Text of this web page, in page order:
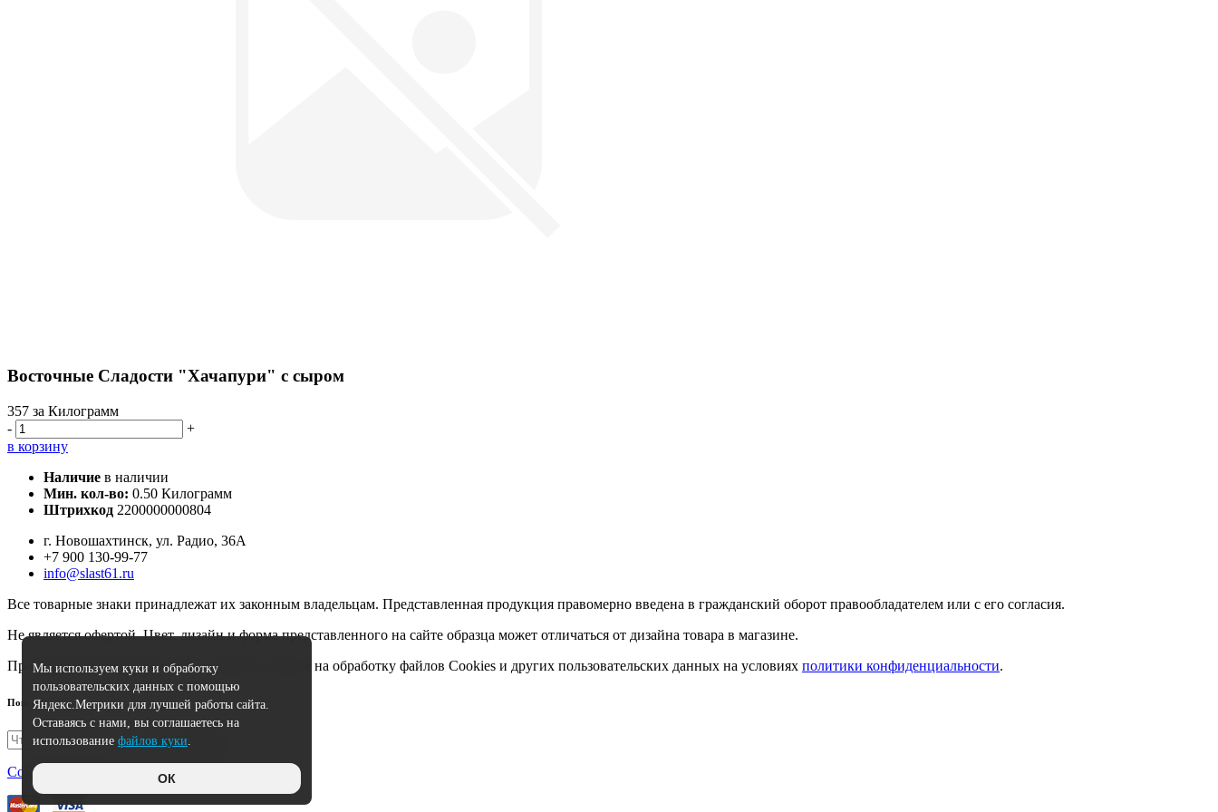
Восточные Сладости "Хачапури" с сыром
357 за Килограмм
-
+
в корзину
Наличие в наличии
Мин. кол-во: 0.50 Килограмм
Штрихкод 2200000000804
г. Новошахтинск, ул. Радио, 36А
+7 900 130-99-77
info@slast61.ru
Все товарные знаки принадлежат их законным владельцам. Представленная продукция правомерно введена в гражданский оборот правообладателем или с его согласия.
Не является офертой. Цвет, дизайн и форма представленного на сайте образца может отличаться от дизайна товара в магазине.
Продолжая использовать сайт, вы даете согласие на обработку файлов Cookies и других пользовательских данных на условиях политики конфиденциальности.
Поиск
Искать
Colorlib | Icons by
Мы используем куки и обработку
пользовательских данных с помощью
Яндекс.Метрики для лучшей работы сайта.
Оставаясь с нами, вы соглашаетесь на
использование файлов куки.
ОК